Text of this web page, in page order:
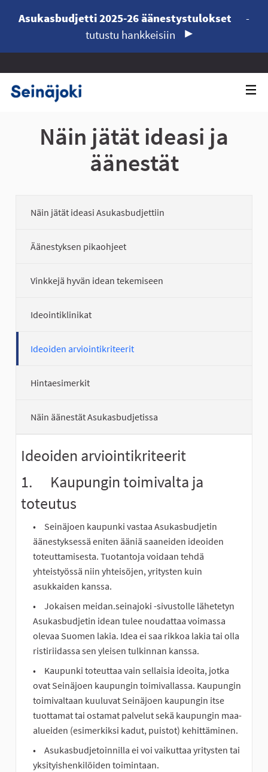
Asukasbudjetti 2025-26 äänestystulokset
-
tutustu hankkeisiin
Näin jätät ideasi ja
äänestät
Näin jätät ideasi Asukasbudjettiin
Äänestyksen pikaohjeet
Vinkkejä hyvän idean tekemiseen
Ideointiklinikat
Ideoiden arviointikriteerit
Hintaesimerkit
Näin äänestät Asukasbudjetissa
Ideoiden arviointikriteerit
1. Kaupungin toimivalta ja
toteutus
Seinäjoen kaupunki vastaa Asukasbudjetin
äänestyksessä eniten ääniä saaneiden ideoiden
toteuttamisesta. Tuotantoja voidaan tehdä
yhteistyössä niin yhteisöjen, yritysten kuin
asukkaiden kanssa.
Jokaisen meidan.seinajoki -sivustolle lähetetyn
Asukasbudjetin idean tulee noudattaa voimassa
olevaa Suomen lakia. Idea ei saa rikkoa lakia tai olla
ristiriidassa sen yleisen tulkinnan kanssa.
Kaupunki toteuttaa vain sellaisia ideoita, jotka
ovat Seinäjoen kaupungin toimivallassa. Kaupungin
toimivaltaan kuuluvat Seinäjoen kaupungin itse
tuottamat tai ostamat palvelut sekä kaupungin maa-
alueiden (esimerkiksi kadut, puistot) kehittäminen.
Asukasbudjetoinnilla ei voi vaikuttaa yritysten tai
yksityishenkilöiden toimintaan.